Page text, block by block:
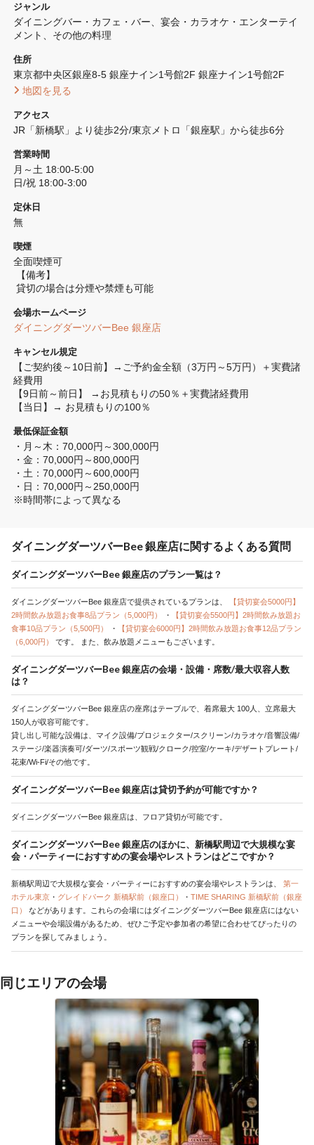
ジャンル
ダイニングバー・カフェ・バー
宴会・カラオケ・エンターテイ
メント
その他の料理
住所
東京都中央区銀座8-5 銀座ナイン1号館2F 銀座ナイン1号館2F
地図を見る
アクセス
JR「新橋駅」より徒歩2分/東京メトロ「銀座駅」から徒歩6分
営業時間
月～土 18:00-5:00
日/祝 18:00-3:00
定休日
無
喫煙
全面喫煙可
【備考】
貸切の場合は分煙や禁煙も可能
会場ホームページ
ダイニングダーツバーBee 銀座店
キャンセル規定
【ご契約後～10日前】→ご予約金全額（3万円～5万円）＋実費諸
経費用
【9日前～前日】 →お見積もりの50％＋実費諸経費用
【当日】→ お見積もりの100％
最低保証金額
・月～木：70,000円～300,000円
・金：70,000円～800,000円
・土：70,000円～600,000円
・日：70,000円～250,000円
※時間帯によって異なる
ダイニングダーツバーBee 銀座店に関するよくある質問
ダイニングダーツバーBee 銀座店のプラン一覧は？
ダイニングダーツバーBee 銀座店で提供されているプランは、
【貸切宴会5000円】
2時間飲み放題お食事8品プラン（5,000円）
・
【貸切宴会5500円】2時間飲み放題お
食事10品プラン（5,500円）
・
【貸切宴会6000円】2時間飲み放題お食事12品プラン
（6,000円） です。 また、飲み放題メニューもございます。
ダイニングダーツバーBee 銀座店の会場・設備・席数/最大収容人数
は？
ダイニングダーツバーBee 銀座店の座席はテーブルで、着席最大 100人、立席最大
150人が収容可能です。
貸し出し可能な設備は、マイク設備/プロジェクター/スクリーン/カラオケ/音響設備/
ステージ/楽器演奏可/ダーツ/スポーツ観戦/クローク/控室/ケーキ/デザートプレート/
花束/Wi-Fi/その他です。
ダイニングダーツバーBee 銀座店は貸切予約が可能ですか？
ダイニングダーツバーBee 銀座店は、フロア貸切が可能です。
ダイニングダーツバーBee 銀座店のほかに、新橋駅周辺で大規模な宴
会・パーティーにおすすめの宴会場やレストランはどこですか？
新橋駅周辺で大規模な宴会・パーティーにおすすめの宴会場やレストランは、 第一
ホテル東京 ・ グレイドパーク 新橋駅前（銀座口） ・ TIME SHARING 新橋駅前（銀座
口）
などがあります。これらの会場にはダイニングダーツバーBee 銀座店にはない
メニューや会場設備があるため、ぜひご予定や参加者の希望に合わせてぴったりの
プランを探してみましょう。
同じエリアの会場